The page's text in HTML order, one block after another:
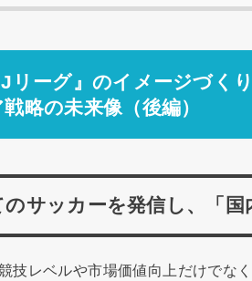
リーグ』のイメージづく
略の未来像（後編）
のサッカーを発信し、「
技レベルや市場価値向上だけでな